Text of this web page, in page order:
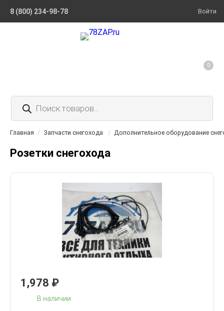
8 (800) 234-98-78 Войти
Поиск
товаров
0
Главная / Запчасти снегохода / Дополнительное оборудование
Розетки снегохода
1,978 ₽
В наличии